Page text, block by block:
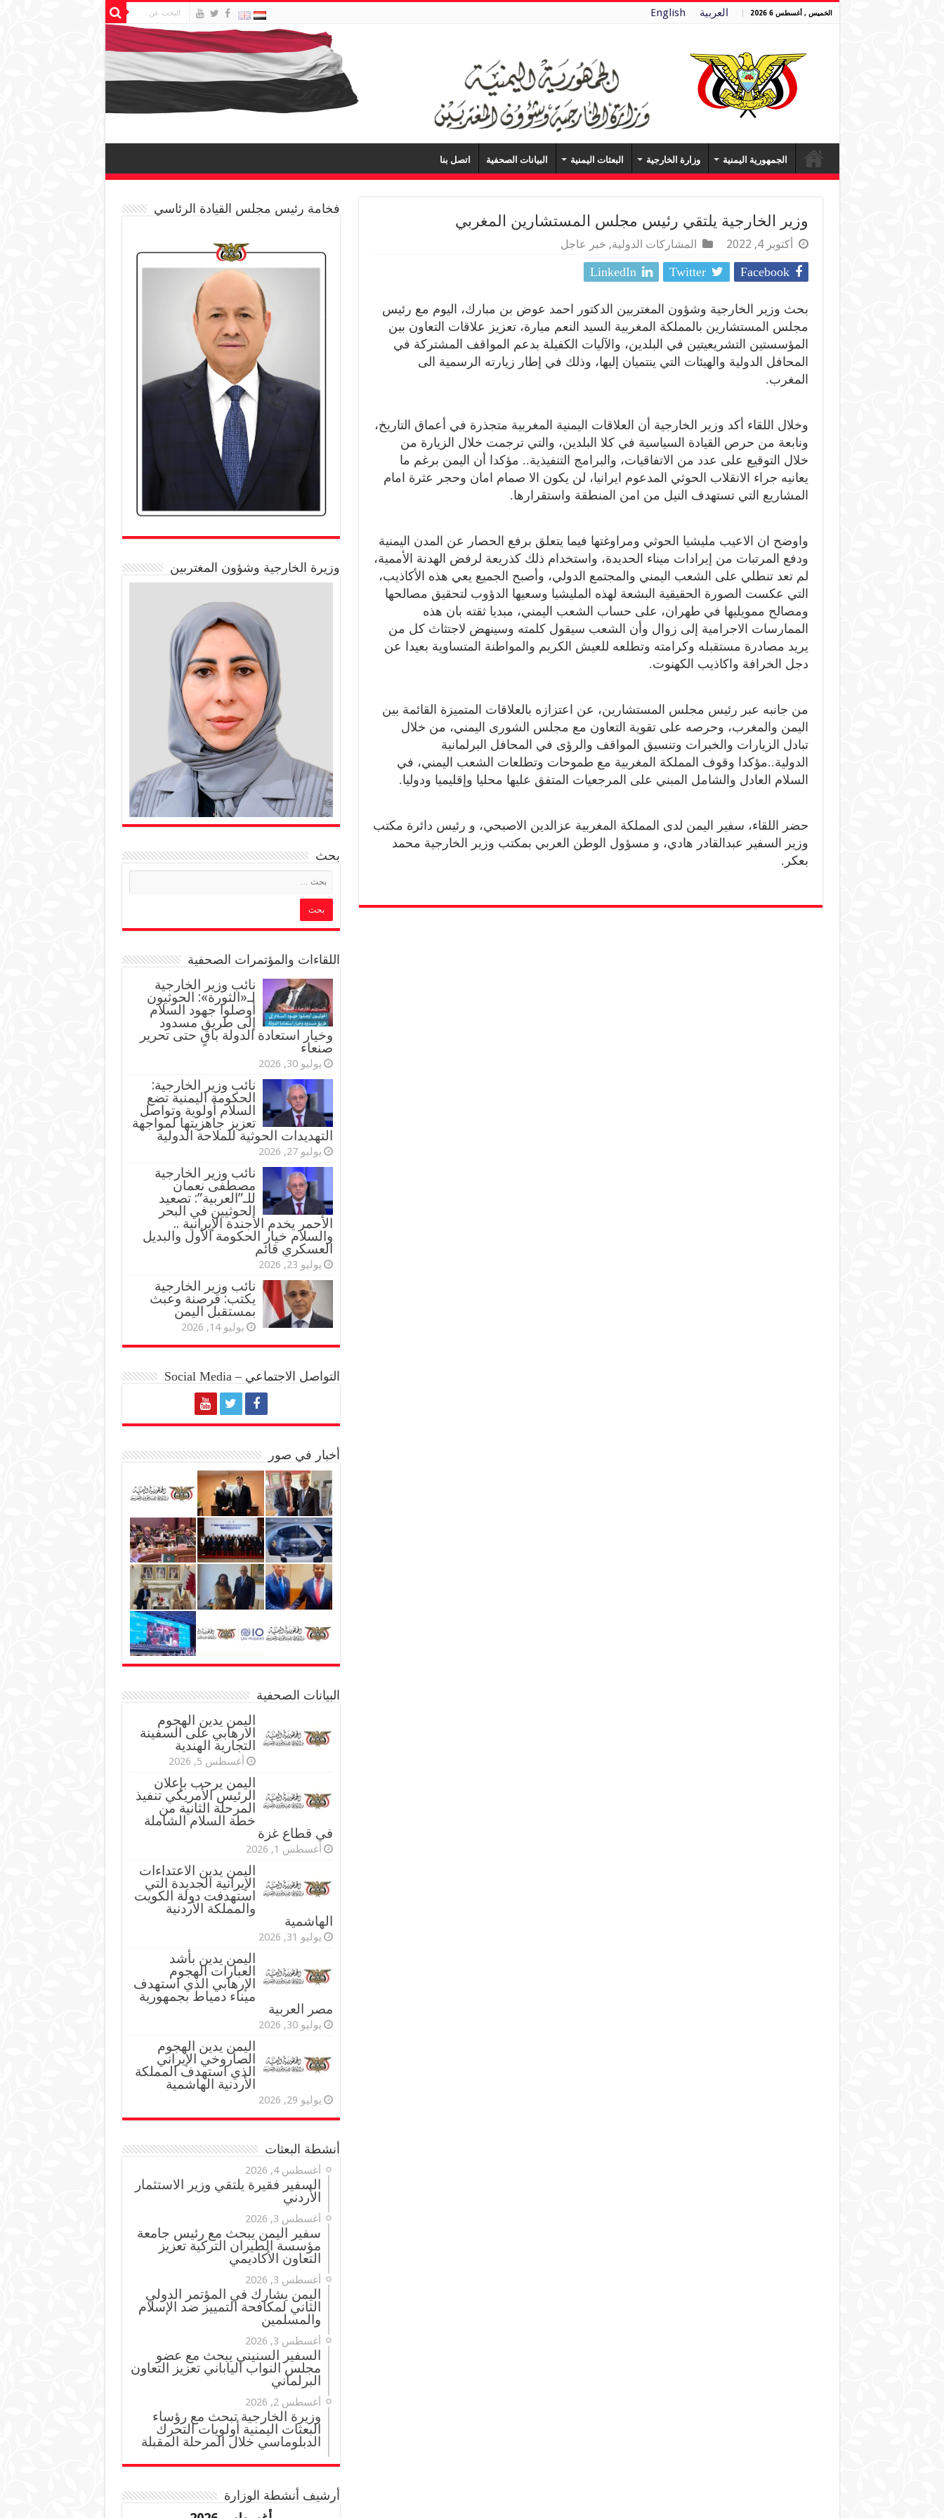
الخميس , أغسطس 6 2026 العربية English
الجمهورية اليمنية وزارة الخارجية البعثات اليمنية البيانات الصحفية اتصل بنا
وزير الخارجية يلتقي رئيس مجلس المستشارين المغربي
أكتوبر 4, 2022 المشاركات الدولية, خبر عاجل
Facebook
Twitter
LinkedIn
بحث وزير الخارجية وشؤون المغتربين الدكتور احمد عوض بن مبارك، اليوم مع رئيس
مجلس المستشارين بالمملكة المغربية السيد النعم ميارة، تعزيز علاقات التعاون بين
المؤسستين التشريعيتين في البلدين، والآليات الكفيلة بدعم المواقف المشتركة في
المحافل الدولية والهيئات التي ينتميان إليها، وذلك في إطار زيارته الرسمية الى
المغرب.
وخلال اللقاء أكد وزير الخارجية أن العلاقات اليمنية المغربية متجذرة في أعماق التاريخ،
ونابعة من حرص القيادة السياسية في كلا البلدين، والتي ترجمت خلال الزيارة من
خلال التوقيع على عدد من الاتفاقيات، والبرامج التنفيذية.. مؤكدا أن اليمن برغم ما
يعانيه جراء الانقلاب الحوثي المدعوم ايرانيا، لن يكون الا صمام امان وحجر عثرة امام
المشاريع التي تستهدف النيل من امن المنطقة واستقرارها.
واوضح ان الاعيب مليشيا الحوثي ومراوغتها فيما يتعلق برفع الحصار عن المدن اليمنية
ودفع المرتبات من إيرادات ميناء الحديدة، واستخدام ذلك كذريعة لرفض الهدنة الأممية،
لم تعد تنطلي على الشعب اليمني والمجتمع الدولي، وأصبح الجميع يعي هذه الأكاذيب،
التي عكست الصورة الحقيقية البشعة لهذه المليشيا وسعيها الدؤوب لتحقيق مصالحها
ومصالح ممويليها في طهران، على حساب الشعب اليمني، مبديا ثقته بان هذه
الممارسات الاجرامية إلى زوال وأن الشعب سيقول كلمته وسينهض لاجتثاث كل من
يريد مصادرة مستقبله وكرامته وتطلعه للعيش الكريم والمواطنة المتساوية بعيدا عن
دجل الخرافة واكاذيب الكهنوت.
من جانبه عبر رئيس مجلس المستشارين، عن اعتزازه بالعلاقات المتميزة القائمة بين
اليمن والمغرب، وحرصه على تقوية التعاون مع مجلس الشورى اليمني، من خلال
تبادل الزيارات والخبرات وتنسيق المواقف والرؤى في المحافل البرلمانية
الدولية..مؤكدا وقوف المملكة المغربية مع طموحات وتطلعات الشعب اليمني، في
السلام العادل والشامل المبني على المرجعيات المتفق عليها محليا وإقليميا ودوليا.
حضر اللقاء، سفير اليمن لدى المملكة المغربية عزالدين الاصبحي، و رئيس دائرة مكتب
وزير السفير عبدالقادر هادي، و مسؤول الوطن العربي بمكتب وزير الخارجية محمد
بعكر.
فخامة رئيس مجلس القيادة الرئاسي
وزيرة الخارجية وشؤون المغتربين
بحث
اللقاءات والمؤتمرات الصحفية
‏نائب وزير الخارجية
لـ«الثورة»: الحوثيون
أوصلوا جهود السلام
إلى طريق مسدود
وخيار استعادة الدولة باقٍ حتى تحرير
صنعاء
يوليو 30, 2026
نائب وزير الخارجية:
الحكومة اليمنية تضع
السلام أولوية وتواصل
تعزيز جاهزيتها لمواجهة
التهديدات الحوثية للملاحة الدولية
يوليو 27, 2026
نائب وزير الخارجية
مصطفى نعمان
للـ”العربية”: تصعيد
الحوثيين في البحر
الأحمر يخدم الأجندة الإيرانية ..
والسلام خيار الحكومة الأول والبديل
العسكري قائم
يوليو 23, 2026
نائب وزير الخارجية
يكتب: قرصنة وعبث
بمستقبل اليمن
يوليو 14, 2026
التواصل الاجتماعي – Social Media
أخبار في صور
البيانات الصحفية
اليمن يدين الهجوم
الارهابي على السفينة
التجارية الهندية
أغسطس 5, 2026
اليمن يرحب بإعلان
الرئيس الأمريكي تنفيذ
المرحلة الثانية من
خطة السلام الشاملة
في قطاع غزة
أغسطس 1, 2026
اليمن يدين الاعتداءات
الإيرانية الجديدة التي
استهدفت دولة الكويت
والمملكة الأردنية
الهاشمية
يوليو 31, 2026
اليمن يدين بأشد
العبارات الهجوم
الإرهابي الذي استهدف
ميناء دمياط بجمهورية
مصر العربية
يوليو 30, 2026
اليمن يدين الهجوم
الصاروخي الإيراني
الذي استهدف المملكة
الأردنية الهاشمية
يوليو 29, 2026
أنشطة البعثات
أغسطس 4, 2026
السفير فقيرة يلتقي وزير الاستثمار
الأردني
أغسطس 3, 2026
سفير اليمن يبحث مع رئيس جامعة
مؤسسة الطيران التركية تعزيز
التعاون الأكاديمي
أغسطس 3, 2026
اليمن يشارك في المؤتمر الدولي
الثاني لمكافحة التمييز ضد الإسلام
والمسلمين
أغسطس 3, 2026
السفير السنيني يبحث مع عضو
مجلس النواب الياباني تعزيز التعاون
البرلماني
أغسطس 2, 2026
وزيرة الخارجية تبحث مع رؤساء
البعثات اليمنية أولويات التحرك
الدبلوماسي خلال المرحلة المقبلة
أرشيف أنشطة الوزارة